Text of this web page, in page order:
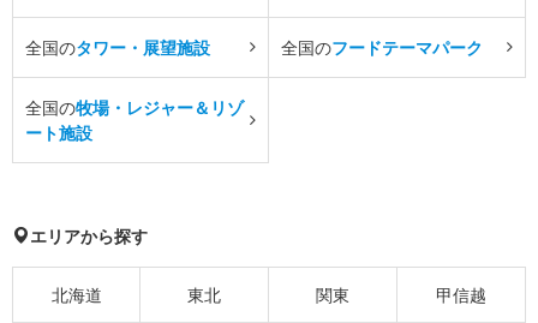
全国のタワー・展望施設 全国のフードテーマパーク
全国の牧場・レジャー＆リゾ
ート施設
エリアから探す
北海道 東北 関東 甲信越